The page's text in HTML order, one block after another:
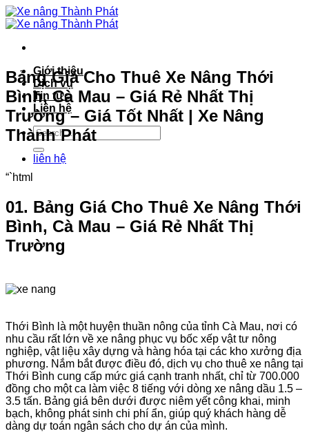
Bỏ
qua
dung
Giới thiệu
Dịch vụ
Tin tức
Liên hệ
liên hệ
Bảng Giá Cho Thuê Xe Nâng Thới
Bình, Cà Mau – Giá Rẻ Nhất Thị
Trường – Giá Tốt Nhất | Xe Nâng
Thành Phát
“`html
01. Bảng Giá Cho Thuê Xe Nâng Thới
Bình, Cà Mau – Giá Rẻ Nhất Thị
Trường
Thới Bình là một huyện thuần nông của tỉnh Cà Mau, nơi có
nhu cầu rất lớn về xe nâng phục vụ bốc xếp vật tư nông
nghiệp, vật liệu xây dựng và hàng hóa tại các kho xưởng địa
phương. Nắm bắt được điều đó, dịch vụ cho thuê xe nâng tại
Thới Bình cung cấp mức giá cạnh tranh nhất, chỉ từ 700.000
đồng cho một ca làm việc 8 tiếng với dòng xe nâng dầu 1.5 –
3.5 tấn. Bảng giá bên dưới được niêm yết công khai, minh
bạch, không phát sinh chi phí ẩn, giúp quý khách hàng dễ
dàng dự toán ngân sách cho dự án của mình.